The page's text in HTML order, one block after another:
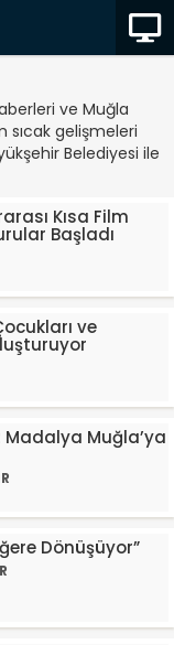
ve Muğla
sıcak gelişmeleri
Belediyesi ile
Kısa Film
Başladı
ve
Madalya Muğla’ya
Dönüşüyor”